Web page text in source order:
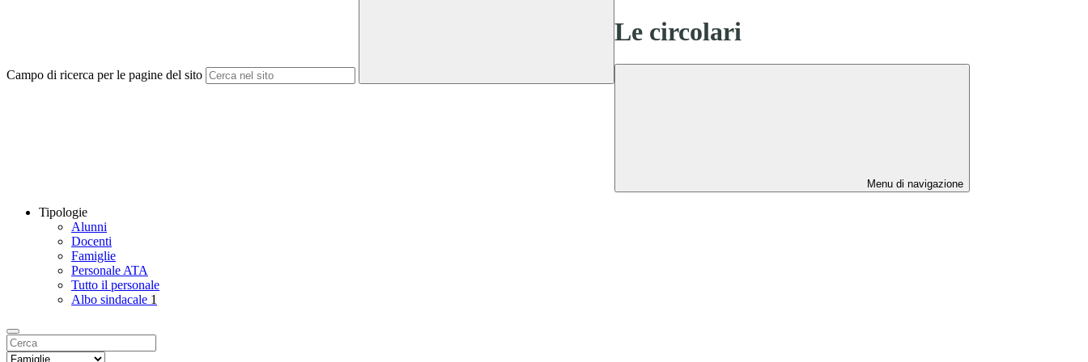
Campo di ricerca per le pagine del sito
Le circolari
Menu di navigazione
Tipologie
Alunni
Docenti
Famiglie
Personale ATA
Tutto il personale
Albo sindacale 1